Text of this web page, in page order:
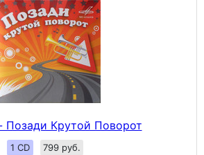
Позади Крутой Поворот
1 CD 799 руб.